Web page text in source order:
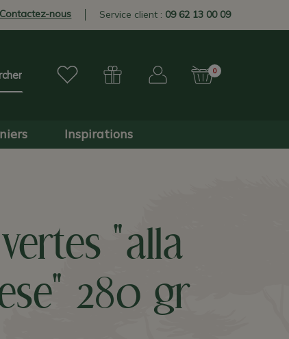
Contactez-nous Service client : 09 62 13 00 09
0
Inspirations
"alla
280 gr